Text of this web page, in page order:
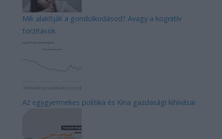
Mik alakítják a gondolkodásod? Avagy a kognitív
torzítások
Az egygyermekes politika és Kína gazdasági kihívásai